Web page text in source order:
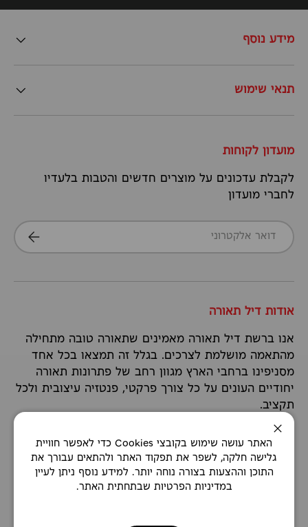
סגירה
האתר עושה שימוש בקובצי Cookies כדי לאפשר חוויית
גלישה חלקה, לשפר את תפקוד האתר ולהתאים עבורך את
התוכן וההצעות בצורה נוחה יותר. למידע נוסף ניתן לעיין
במדיניות הפרטיות שבתחתית האתר.
מידע נוסף
תנאי שימוש
מועדון לקוחות
לקבלת עדכונים על מוצרים חדשים והטבות בלעדיו
לחברי מועדון
דואר אלקטרוני
הרשמה
אודות דיל תאורה
אנו ברשת דיל תאורה מאמינים שתאורה טובה מתחילה
מהתאמה מושלמת לצרכים. בגלל זה תמצאו בכל אחד
מסניפינו ברחבי הארץ מגוון רחב של פתרונות תאורה
יחודיים העונים על כל צורך פרקטי, פנטזיה עיצובית ולכל
תקציב.
המשך קריאה